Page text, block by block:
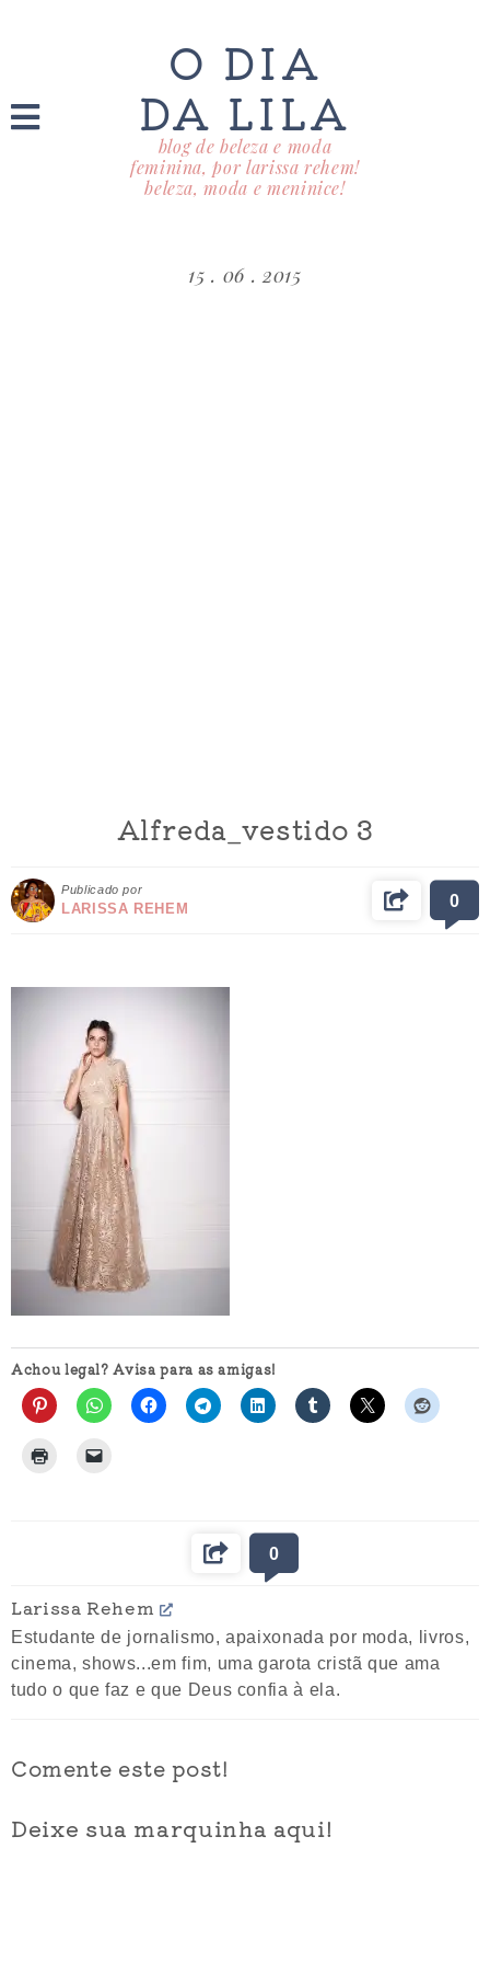
O DIA
DA LILA
blog de beleza e moda
feminina, por larissa rehem!
beleza, moda e meninice!
15 . 06 . 2015
Alfreda_vestido 3
Publicado por
LARISSA REHEM 0
Achou legal? Avisa para as amigas!
0
Larissa Rehem
Estudante de jornalismo, apaixonada por moda, livros,
cinema, shows...em fim, uma garota cristã que ama
tudo o que faz e que Deus confia à ela.
Comente este post!
Deixe sua marquinha aqui!